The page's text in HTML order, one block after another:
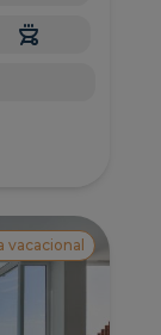
vacacional